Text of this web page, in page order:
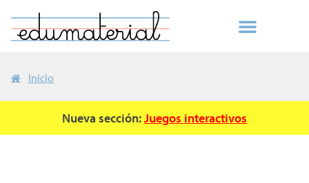
Inicio
Nueva sección:Juegos interactivos